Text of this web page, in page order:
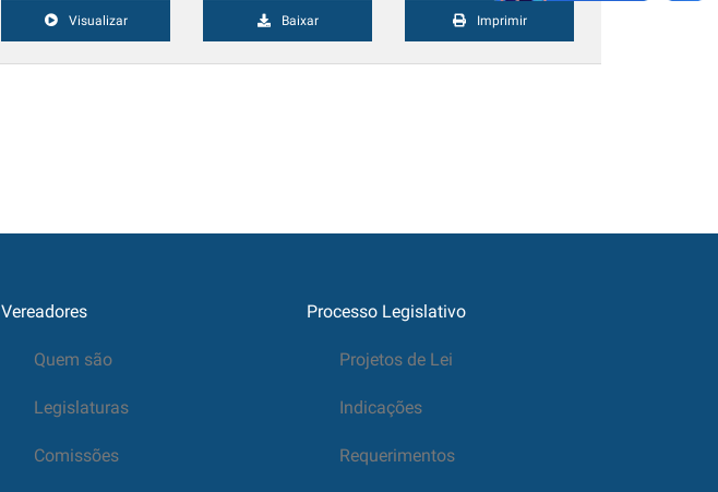
Visualizar Baixar Imprimir
Vereadores
Quem são
Legislaturas
Comissões
Processo Legislativo
Projetos de Lei
Indicações
Requerimentos